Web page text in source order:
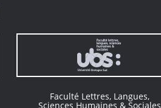
Faculté Lettres, Langues,
Sciences Humaines & Sociales